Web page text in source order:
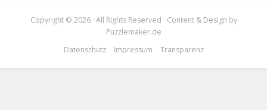
Copyright © 2026 · All Rights Reserved · Content & Design by
Puzzlemaker.de
Datenschutz
Impressum Transparenz